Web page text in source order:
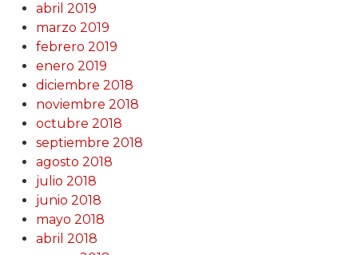
abril 2019
marzo 2019
febrero 2019
enero 2019
diciembre 2018
noviembre 2018
octubre 2018
septiembre 2018
agosto 2018
julio 2018
junio 2018
mayo 2018
abril 2018